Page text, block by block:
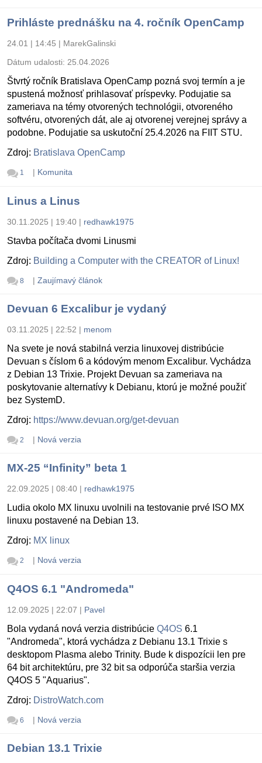
Prihláste prednášku na 4. ročník OpenCamp
24.01 | 14:45 | MarekGalinski
Dátum udalosti: 25.04.2026
Štvrtý ročník Bratislava OpenCamp pozná svoj termín a je
spustená možnosť prihlasovať príspevky. Podujatie sa
zameriava na témy otvorených technológii, otvoreného
softvéru, otvorených dát, ale aj otvorenej verejnej správy a
podobne. Podujatie sa uskutoční 25.4.2026 na FIIT STU.
Zdroj: Bratislava OpenCamp
1 | Komunita
Linus a Linus
30.11.2025 | 19:40 | redhawk1975
Stavba počítača dvomi Linusmi
Zdroj: Building a Computer with the CREATOR of Linux!
8 | Zaujímavý článok
Devuan 6 Excalibur je vydaný
03.11.2025 | 22:52 | menom
Na svete je nová stabilná verzia linuxovej distribúcie
Devuan s číslom 6 a kódovým menom Excalibur. Vychádza
z Debian 13 Trixie. Projekt Devuan sa zameriava na
poskytovanie alternatívy k Debianu, ktorú je možné použiť
bez SystemD.
Zdroj: https://www.devuan.org/get-devuan
2 | Nová verzia
MX-25 “Infinity” beta 1
22.09.2025 | 08:40 | redhawk1975
Ludia okolo MX linuxu uvolnili na testovanie prvé ISO MX
linuxu postavené na Debian 13.
Zdroj: MX linux
2 | Nová verzia
Q4OS 6.1 "Andromeda"
12.09.2025 | 22:07 | Pavel
Bola vydaná nová verzia distribúcie Q4OS 6.1
"Andromeda", ktorá vychádza z Debianu 13.1 Trixie s
desktopom Plasma alebo Trinity. Bude k dispozícii len pre
64 bit architektúru, pre 32 bit sa odporúča staršia verzia
Q4OS 5 "Aquarius".
Zdroj: DistroWatch.com
6 | Nová verzia
Debian 13.1 Trixie